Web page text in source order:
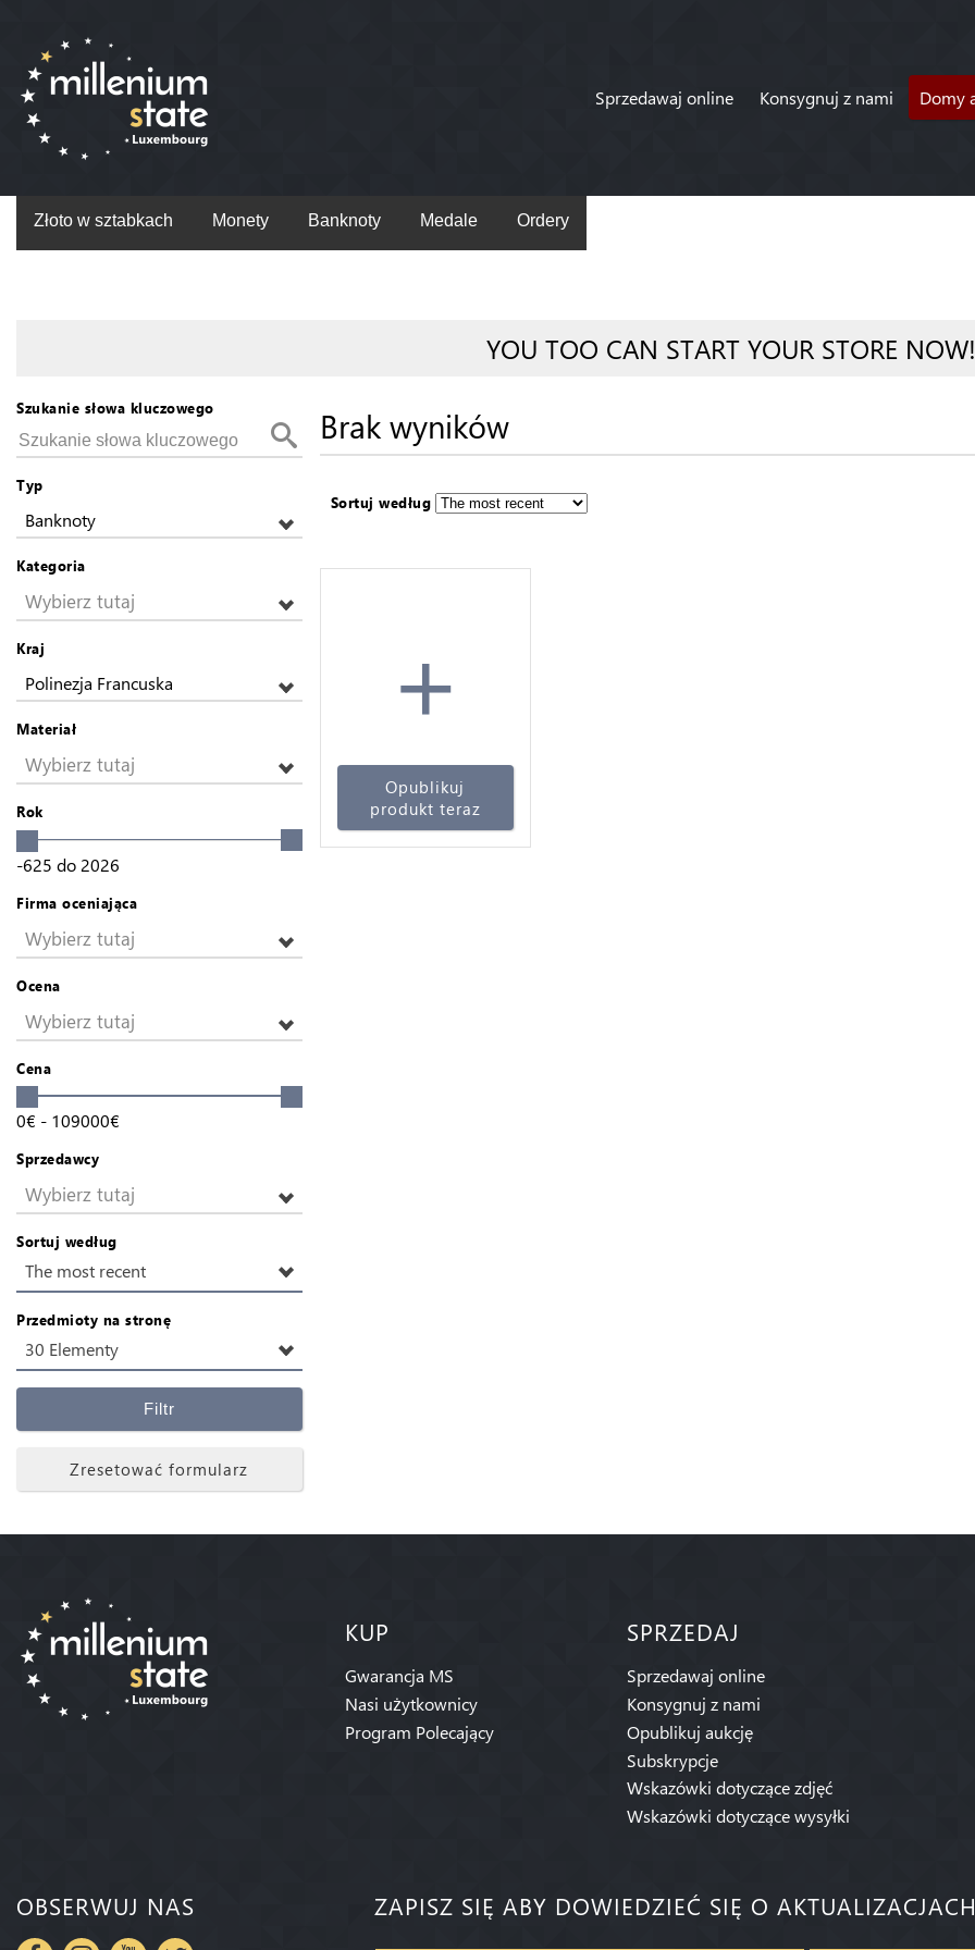
Sprzedawaj online Konsygnuj z nami Domy
Złoto w sztabkach Monety Banknoty Medale Ordery
YOU TOO CAN START YOUR STORE NOW!
Szukanie słowa kluczowego
Typ
Banknoty
Kategoria
Wybierz tutaj
Kraj
Polinezja Francuska
Materiał
Wybierz tutaj
Rok
-625 do 2026
Firma oceniająca
Wybierz tutaj
Ocena
Wybierz tutaj
Cena
0€ - 109000€
Sprzedawcy
Wybierz tutaj
Sortuj według
The most recent
Przedmioty na stronę
30 Elementy
Filtr
Zresetować formularz
Brak wyników
Sortuj według
+
Opublikuj
produkt teraz
KUP
Gwarancja MS
Nasi użytkownicy
Program Polecający
SPRZEDAJ
Sprzedawaj online
Konsygnuj z nami
Opublikuj aukcję
Subskrypcje
Wskazówki dotyczące zdjęć
Wskazówki dotyczące wysyłki
OBSERWUJ NAS ZAPISZ SIĘ ABY DOWIEDZIEĆ SIĘ O